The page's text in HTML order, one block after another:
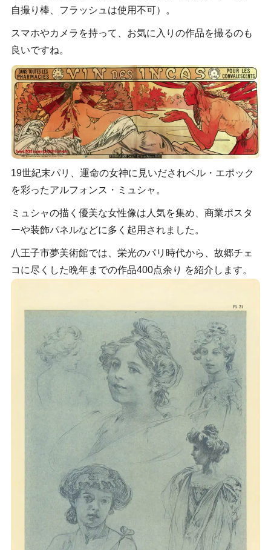
自撮り棒、フラッシュは使用不可）。
スマホやカメラを持って、お気に入りの作品を撮るのも
良いですね。
19世紀末パリ、運命の女神に見いだされベル・エポック
を彩ったアルフォンス・ミュシャ。
ミュシャの描く優美な女性像は人気を集め、商業ポスタ
ーや装飾パネルなどに多く起用されました。
八王子市夢美術館では、栄光のパリ時代から、故郷チェ
コに尽くした晩年までの作品400点余り を紹介します。